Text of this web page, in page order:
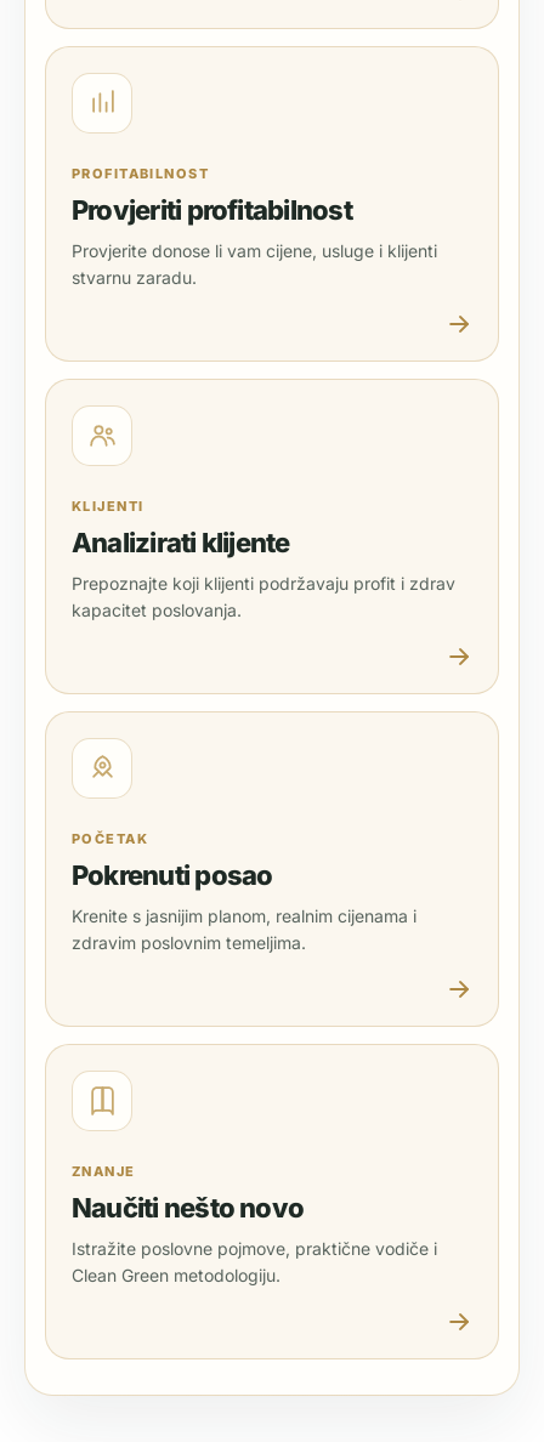
PROFITABILNOST
Provjeriti profitabilnost
Provjerite donose li vam cijene, usluge i klijenti
stvarnu zaradu.
KLIJENTI
Analizirati klijente
Prepoznajte koji klijenti podržavaju profit i zdrav
kapacitet poslovanja.
POČETAK
Pokrenuti posao
Krenite s jasnijim planom, realnim cijenama i
zdravim poslovnim temeljima.
ZNANJE
Naučiti nešto novo
Istražite poslovne pojmove, praktične vodiče i
Clean Green metodologiju.